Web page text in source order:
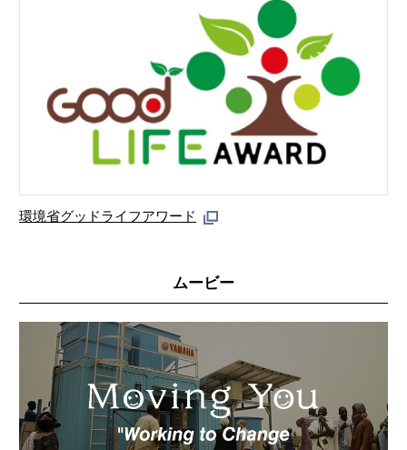
環境省グッドライフアワード
ムービー